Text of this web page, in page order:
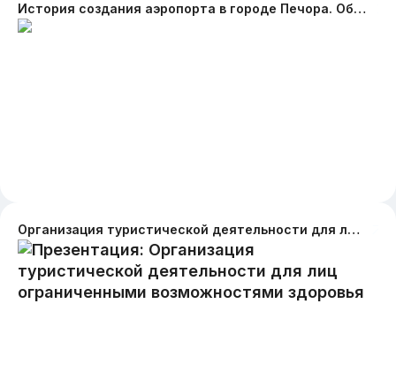
История создания аэропорта в городе Печора. Общая информация о нем.Какие авиакомпании летают туда. Пассажиропоток за год . На каком транспорте можно туда
Организация туристической деятельности для лиц ограниченными возможностями здоровья